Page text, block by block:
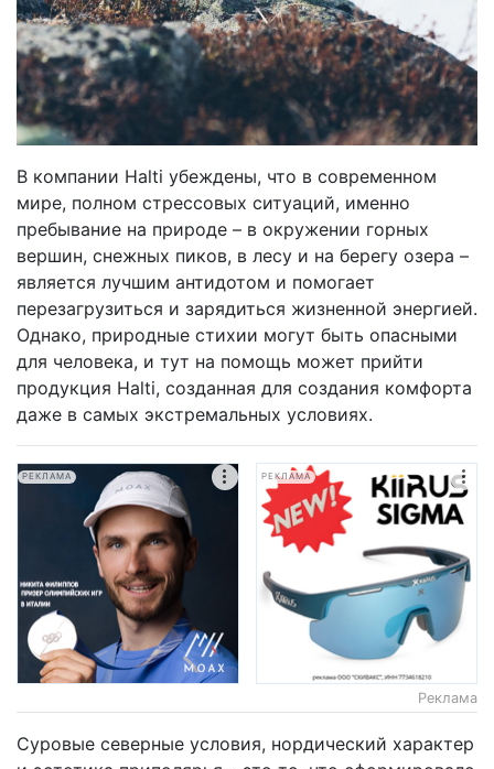
В компании Halti убеждены, что в современном
мире, полном стрессовых ситуаций, именно
пребывание на природе – в окружении горных
вершин, снежных пиков, в лесу и на берегу озера –
является лучшим антидотом и помогает
перезагрузиться и зарядиться жизненной энергией.
Однако, природные стихии могут быть опасными
для человека, и тут на помощь может прийти
продукция Halti, созданная для создания комфорта
даже в самых экстремальных условиях.
РЕКЛАМА РЕКЛАМА
Реклама
Суровые северные условия, нордический характер